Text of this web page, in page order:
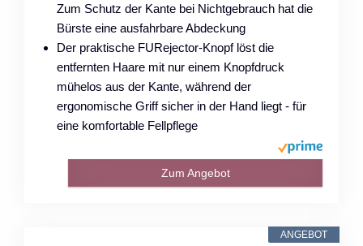
Zum Schutz der Kante bei Nichtgebrauch hat die
Bürste eine ausfahrbare Abdeckung
Der praktische FURejector-Knopf löst die
entfernten Haare mit nur einem Knopfdruck
mühelos aus der Kante, während der
ergonomische Griff sicher in der Hand liegt - für
eine komfortable Fellpflege
Zum Angebot
ANGEBOT